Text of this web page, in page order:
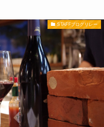
STAFFブログリレー